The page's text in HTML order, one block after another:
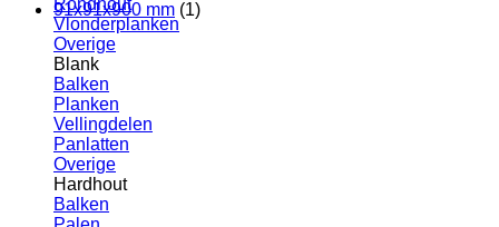
Rondhout
Vlonderplanken
Overige
Blank
Balken
Planken
Vellingdelen
Panlatten
Overige
Hardhout
Balken
91x91x900 mm (1)